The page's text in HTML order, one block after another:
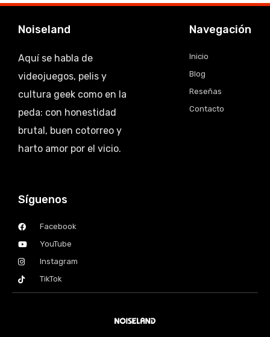
Noiseland
Aquí se habla de
videojuegos, pelis y
cultura geek como en la
peda: con honestidad
brutal, buen cotorreo y
harto amor por el vicio.
Navegación
Inicio
Blog
Reseñas
Contacto
Síguenos
Facebook
YouTube
Instagram
TikTok